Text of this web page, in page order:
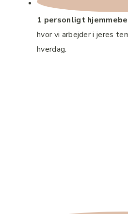
1 personligt
hvor vi arbejder i jeres
hverdag.